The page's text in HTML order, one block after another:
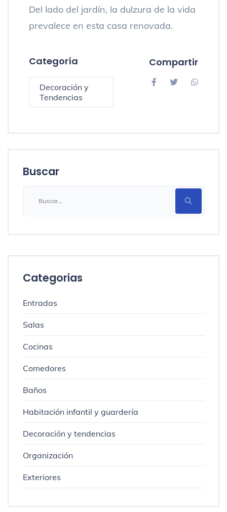
Del lado del jardín, la dulzura de la vida
prevalece en esta casa renovada.
Categoría
Decoración y
Tendencias
Compartir
Buscar
Categorias
Entradas
Salas
Cocinas
Comedores
Baños
Habitación infantil y guardería
Decoración y tendencias
Organización
Exteriores